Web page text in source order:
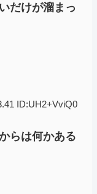
だけが溜まっ
ID:UH2+VviQ0
らは何かある